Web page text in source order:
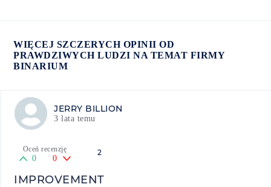
WIĘCEJ SZCZERYCH OPINII OD
PRAWDZIWYCH LUDZI NA TEMAT FIRMY
BINARIUM
JERRY BILLION
3 lata temu
2
Oceń recenzję
0 0
IMPROVEMENT